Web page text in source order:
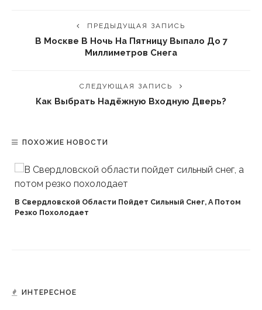
ПРЕДЫДУЩАЯ ЗАПИСЬ
В Москве В Ночь На Пятницу Выпало До 7
Миллиметров Снега
СЛЕДУЮЩАЯ ЗАПИСЬ
Как Выбрать Надёжную Входную Дверь?
ПОХОЖИЕ НОВОСТИ
В Свердловской Области Пойдет Сильный Снег, А Потом
Резко Похолодает
ИНТЕРЕСНОЕ